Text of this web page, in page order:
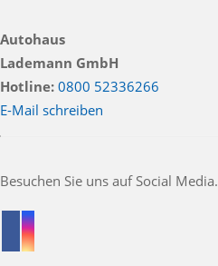
Autohaus
Lademann GmbH
Hotline: 0800 52336266
E-Mail schreiben
Besuchen Sie uns auf Social Media.